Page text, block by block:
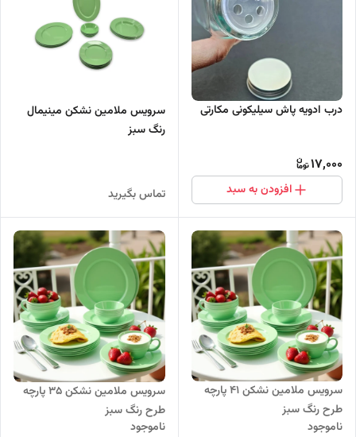
درب ادویه پاش سیلیکونی مکارتی
17,000
افزودن به سبد
سرویس ملامین نشکن مینیمال
رنگ سبز
تماس بگیرید
سرویس ملامین نشکن 41 پارچه
طرح رنگ سبز
ناموجود
سرویس ملامین نشکن 35 پارچه
طرح رنگ سبز
ناموجود